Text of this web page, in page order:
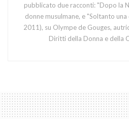
pubblicato due racconti: "Dopo la
donne musulmane, e "Soltanto
2011), su Olympe de Gouges,
Diritti della Donna e della